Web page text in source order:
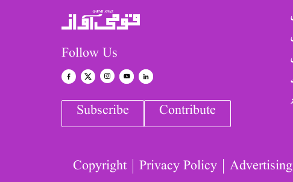
Follow Us
Subscribe Contribute
Copyright Privacy Policy Advertising